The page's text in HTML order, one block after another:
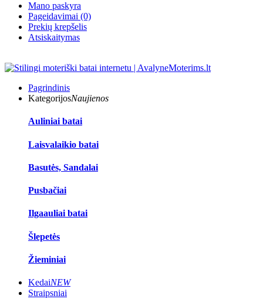
Mano paskyra
Pageidavimai (0)
Prekių krepšelis
Atsiskaitymas
Pagrindinis
KategorijosNaujienos
Auliniai batai
Laisvalaikio batai
Basutės, Sandalai
Pusbačiai
Ilgaauliai batai
Šlepetės
Žieminiai
KedaiNEW
Straipsniai